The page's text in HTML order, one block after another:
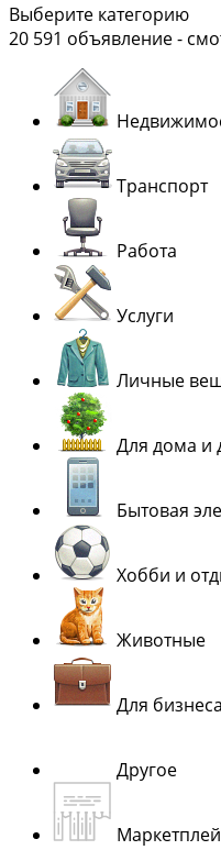
Выберите категорию
20 591 объявление -
Транспорт
Работа
Услуги
Личные
Для дома и
Бытовая
Хобби и
Животные
Для бизнеса
Другое